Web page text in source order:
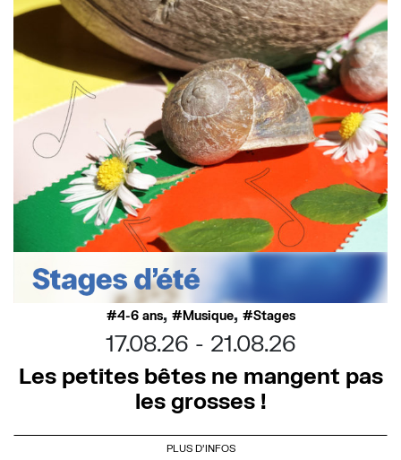
4-6 ans, Musique, Stages
17.08.26
21.08.26
Les petites bêtes ne mangent pas
les grosses !
PLUS D'INFOS